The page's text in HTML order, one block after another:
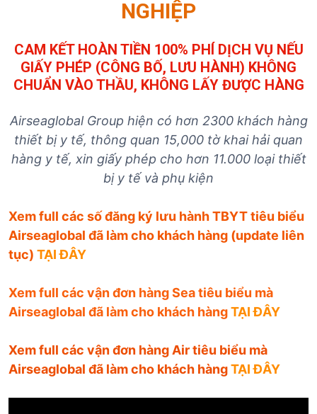
NGHIỆP
CAM KẾT HOÀN TIỀN 100% PHÍ DỊCH VỤ NẾU
GIẤY PHÉP (CÔNG BỐ, LƯU HÀNH) KHÔNG
CHUẨN VÀO THẦU, KHÔNG LẤY ĐƯỢC HÀNG
Airseaglobal Group hiện có hơn 2300 khách hàng
thiết bị y tế, thông quan 15,000 tờ khai hải quan
hàng y tế, xin giấy phép cho hơn 11.000 loại thiết
bị y tế và phụ kiện
Xem full các số đăng ký lưu hành TBYT tiêu biểu
Airseaglobal đã làm cho khách hàng (update liên
tục) TẠI ĐÂY
Xem full các vận đơn hàng Sea tiêu biểu mà
Airseaglobal đã làm cho khách hàngTẠI ĐÂY
Xem full các vận đơn hàng Air tiêu biểu mà
Airseaglobal đã làm cho khách hàngTẠI ĐÂY